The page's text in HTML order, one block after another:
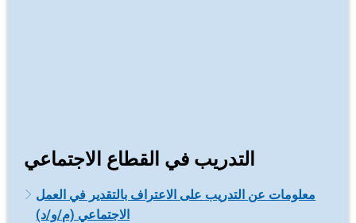
التدريب في القطاع الاجتماعي
معلومات عن التدريب على الاعتراف بالتقدير في العمل
الاجتماعي (م/و/د)